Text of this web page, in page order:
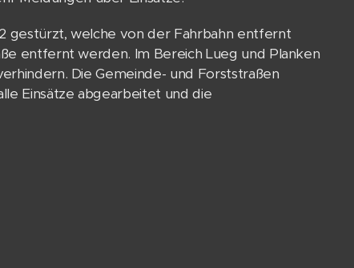
gestürzt, welche von der Fahrbahn entfernt
entfernt werden. Im Bereich Lueg und Planken
Die Gemeinde- und Forststraßen
Einsätze abgearbeitet und die